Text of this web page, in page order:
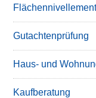
Gutachtenprüfung
Haus- und
Kaufberatung